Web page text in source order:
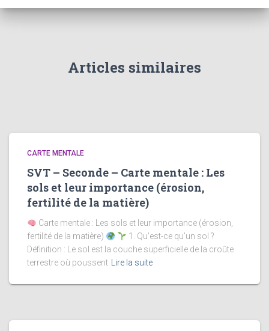
Articles similaires
CARTE MENTALE
SVT – Seconde – Carte mentale : Les
sols et leur importance (érosion,
fertilité de la matière)
Carte mentale : Les sols et leur importance (érosion,
fertilité de la matière)
1. Qu’est-ce qu’un sol ?
Définition : Le sol est la couche superficielle de la croûte
terrestre où poussent Lire la suite